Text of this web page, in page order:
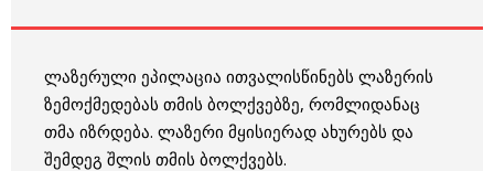
ლაზერული ეპილაცია ითვალისწინებს ლაზერის
ზემოქმედებას თმის ბოლქვებზე, რომლიდანაც
თმა იზრდება. ლაზერი მყისიერად ახურებს და
შემდეგ შლის თმის ბოლქვებს.